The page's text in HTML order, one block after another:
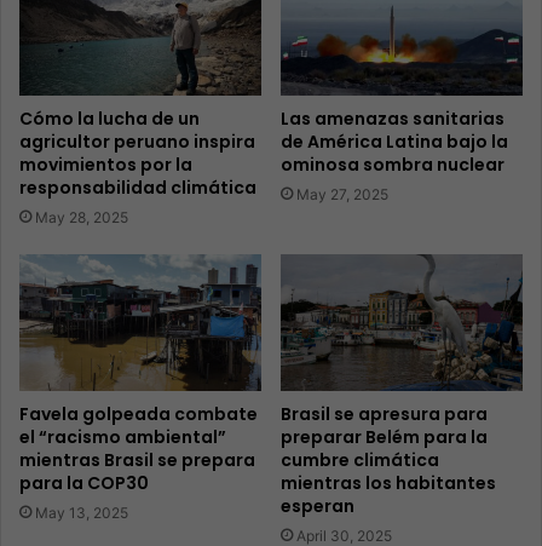
Cómo la lucha de un
agricultor peruano inspira
movimientos por la
responsabilidad climática
May 28, 2025
Las amenazas sanitarias
de América Latina bajo la
ominosa sombra nuclear
May 27, 2025
Favela golpeada combate
el “racismo ambiental”
mientras Brasil se prepara
para la COP30
May 13, 2025
Brasil se apresura para
preparar Belém para la
cumbre climática
mientras los habitantes
esperan
April 30, 2025